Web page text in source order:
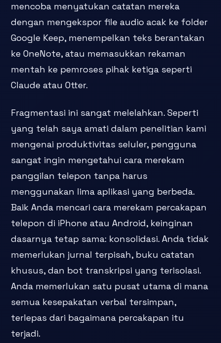
mencoba menyatukan catatan mereka
dengan mengekspor file audio acak ke folder
Google Keep, menempelkan teks berantakan
ke OneNote, atau memasukkan rekaman
mentah ke pemroses pihak ketiga seperti
Claude atau Otter.
Fragmentasi ini sangat melelahkan. Seperti
yang telah saya amati dalam penelitian kami
mengenai produktivitas seluler, pengguna
sangat ingin mengetahui cara merekam
panggilan telepon tanpa harus
menggunakan lima aplikasi yang berbeda.
Baik Anda mencari cara merekam percakapan
telepon di iPhone atau Android, keinginan
dasarnya tetap sama: konsolidasi. Anda tidak
memerlukan jurnal terpisah, buku catatan
khusus, dan bot transkripsi yang terisolasi.
Anda memerlukan satu pusat utama di mana
semua kesepakatan verbal tersimpan,
terlepas dari bagaimana percakapan itu
terjadi.